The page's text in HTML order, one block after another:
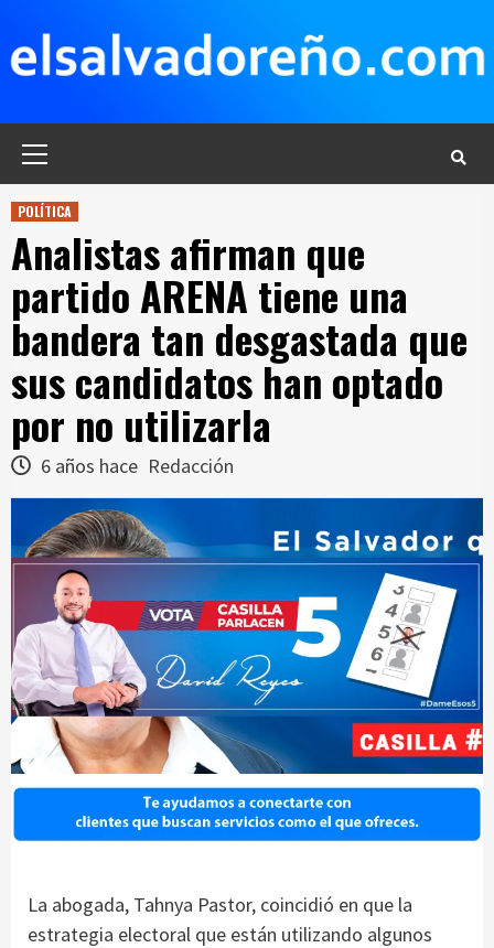
contenido
POLÍTICA
Analistas afirman que
partido ARENA tiene una
bandera tan desgastada que
sus candidatos han optado
por no utilizarla
6 años hace Redacción
La abogada, Tahnya Pastor, coincidió en que la
estrategia electoral que están utilizando algunos